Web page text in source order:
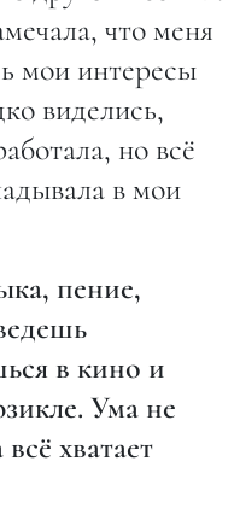
что меня
мои интересы
виделись,
но всё
в мои
пение,
в кино и
Ума не
хватает